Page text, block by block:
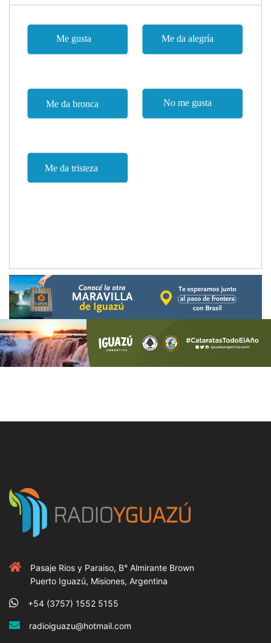
Pasaje Rios y Paraiso, B° Almirante Brown
Puerto Iguazú, Misiones, Argentina
+54 (3757) 1552 5155
radioiguazu@hotmail.com